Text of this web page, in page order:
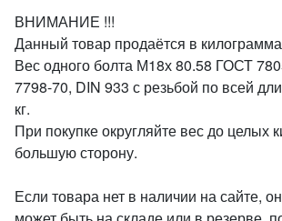
ВНИМАНИЕ !!!
Данный товар продаётся в
Вес одного болта М18х 80.58 ГОСТ
7798-70, DIN 933 с резьбой по всей
кг.
При покупке округляйте вес до целых
большую сторону.
Если товара нет в наличии на сайте,